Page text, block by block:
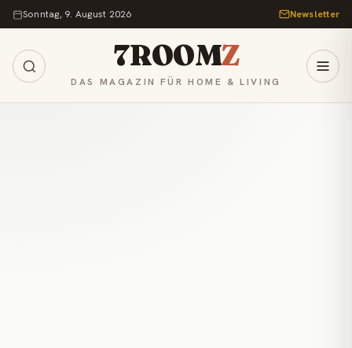
Zum Inhalt springen
Sonntag, 9. August 2026 Newsletter
7ROOMZ
DAS MAGAZIN FÜR HOME & LIVING